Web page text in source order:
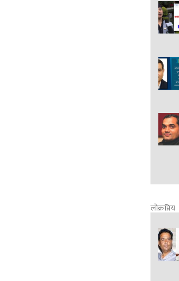
लोक्रप्रिय